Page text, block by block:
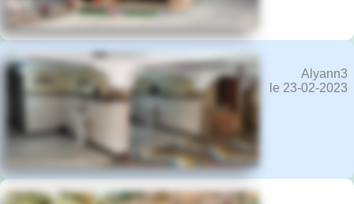
Alyann3
le 23-02-2023